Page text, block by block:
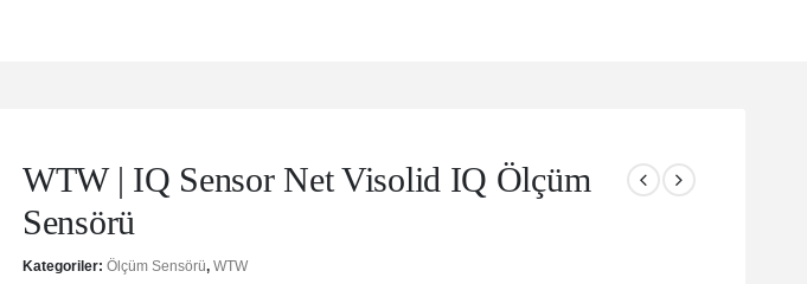
WTW | IQ Sensor Net Visolid IQ Ölçüm
Sensörü
Kategoriler: Ölçüm Sensörü, WTW